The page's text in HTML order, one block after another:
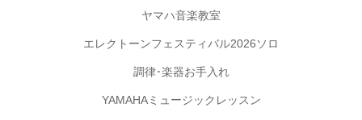
ヤマハ音楽教室
エレクトーンフェスティバル2026ソロ
調律･楽器お手入れ
YAMAHAミュージックレッスン